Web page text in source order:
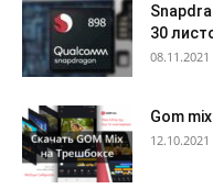
30
08.11.2021
Gom
12.10.2021